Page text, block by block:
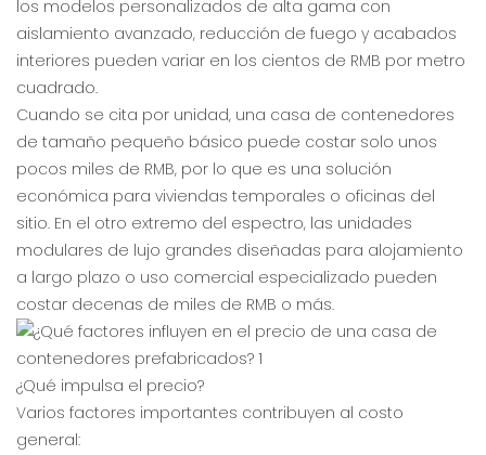
los modelos personalizados de alta gama con
aislamiento avanzado, reducción de fuego y acabados
interiores pueden variar en los cientos de RMB por metro
cuadrado.
Cuando se cita por unidad, una casa de contenedores
de tamaño pequeño básico puede costar solo unos
pocos miles de RMB, por lo que es una solución
económica para viviendas temporales o oficinas del
sitio. En el otro extremo del espectro, las unidades
modulares de lujo grandes diseñadas para alojamiento
a largo plazo o uso comercial especializado pueden
costar decenas de miles de RMB o más.
¿Qué impulsa el precio?
Varios factores importantes contribuyen al costo
general: